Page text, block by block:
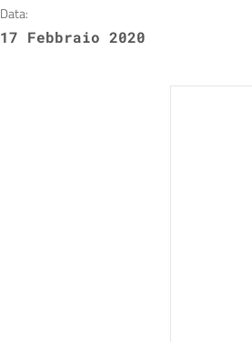
Data:
17 Febbraio 2020